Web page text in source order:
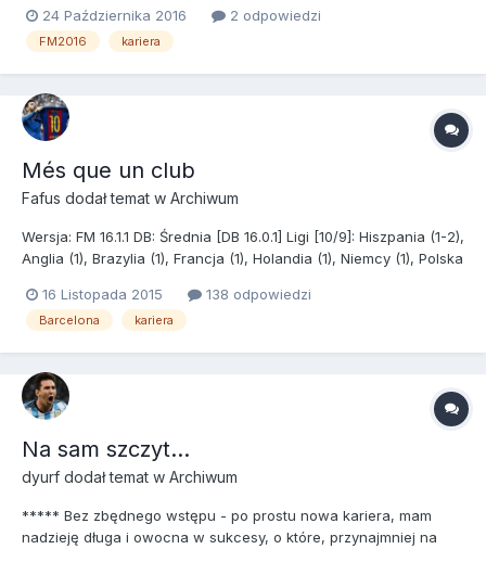
moimi oczami, a teraz przemyka marzenie o zostaniu trenerem.
Kilka ostatnich lat ciężko pracowałem, aby wybić się z...
24 Października 2016 2 odpowiedzi
FM2016 kariera
Més que un club
Fafus dodał temat w Archiwum
Wersja: FM 16.1.1 DB: Średnia [DB 16.0.1] Ligi [10/9]: Hiszpania (1-2),
Anglia (1), Brazylia (1), Francja (1), Holandia (1), Niemcy (1), Polska
Fix Zasady: Własne - postaram się opierać drużynę na
wychowankach FC Barce...
16 Listopada 2015 138 odpowiedzi
Barcelona kariera
Na sam szczyt...
dyurf dodał temat w Archiwum
***** Bez zbędnego wstępu - po prostu nowa kariera, mam
nadzieję długa i owocna w sukcesy, o które, przynajmniej na